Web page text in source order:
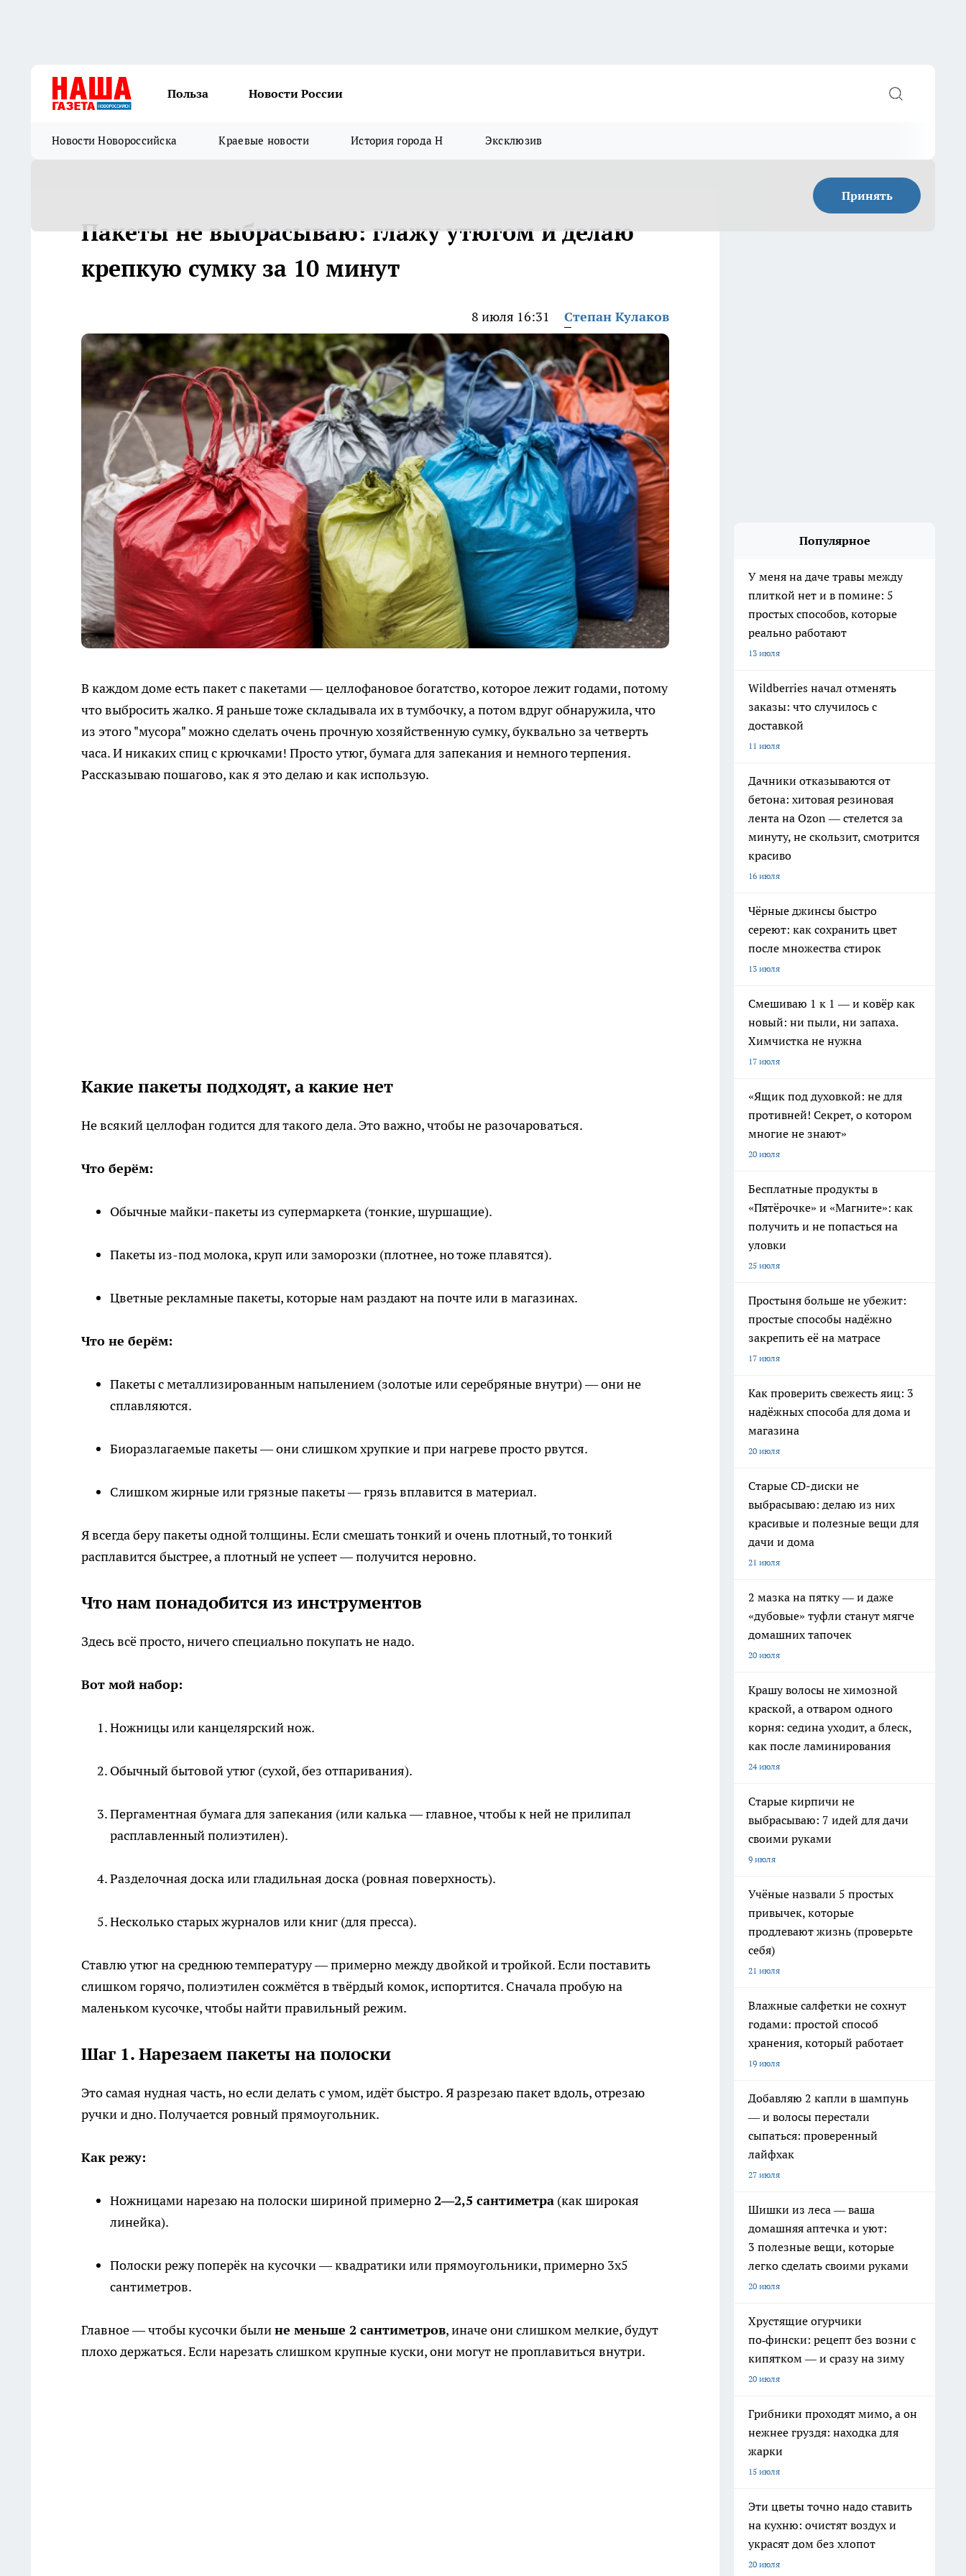
Польза Новости России
Новости Новороссийска Краевые новости История города Н Эксклюзив
Принять
Пакеты не выбрасываю: глажу утюгом и делаю
крепкую сумку за 10 минут
8 июля 16:31 Степан Кулаков
В каждом доме есть пакет с пакетами — целлофановое богатство, которое лежит годами, потому
что выбросить жалко. Я раньше тоже складывала их в тумбочку, а потом вдруг обнаружила, что
из этого "мусора" можно сделать очень прочную хозяйственную сумку, буквально за четверть
часа. И никаких спиц с крючками! Просто утюг, бумага для запекания и немного терпения.
Рассказываю пошагово, как я это делаю и как использую.
Какие пакеты подходят, а какие нет
Не всякий целлофан годится для такого дела. Это важно, чтобы не разочароваться.
Что берём:
Обычные майки-пакеты из супермаркета (тонкие, шуршащие).
Пакеты из-под молока, круп или заморозки (плотнее, но тоже плавятся).
Цветные рекламные пакеты, которые нам раздают на почте или в магазинах.
Что не берём:
Пакеты с металлизированным напылением (золотые или серебряные внутри) — они не
сплавляются.
Биоразлагаемые пакеты — они слишком хрупкие и при нагреве просто рвутся.
Слишком жирные или грязные пакеты — грязь вплавится в материал.
Я всегда беру пакеты одной толщины. Если смешать тонкий и очень плотный, то тонкий
расплавится быстрее, а плотный не успеет — получится неровно.
Что нам понадобится из инструментов
Здесь всё просто, ничего специально покупать не надо.
Вот мой набор:
Ножницы или канцелярский нож.
Обычный бытовой утюг (сухой, без отпаривания).
Пергаментная бумага для запекания (или калька — главное, чтобы к ней не прилипал
расплавленный полиэтилен).
Разделочная доска или гладильная доска (ровная поверхность).
Несколько старых журналов или книг (для пресса).
Ставлю утюг на среднюю температуру — примерно между двойкой и тройкой. Если поставить
слишком горячо, полиэтилен сожмётся в твёрдый комок, испортится. Сначала пробую на
маленьком кусочке, чтобы найти правильный режим.
Шаг 1. Нарезаем пакеты на полоски
Это самая нудная часть, но если делать с умом, идёт быстро. Я разрезаю пакет вдоль, отрезаю
ручки и дно. Получается ровный прямоугольник.
Как режу:
Ножницами нарезаю на полоски шириной примерно2—2,5 сантиметра (как широкая
линейка).
Полоски режу поперёк на кусочки — квадратики или прямоугольники, примерно 3х5
сантиметров.
Главное — чтобы кусочки былине меньше 2 сантиметров, иначе они слишком мелкие, будут
плохо держаться. Если нарезать слишком крупные куски, они могут не проплавиться внутри.
Популярное
У меня на даче травы между
плиткой нет и в помине: 5
простых способов, которые
реально работают
13 июля
Wildberries начал отменять
заказы: что случилось с
доставкой
11 июля
Дачники отказываются от
бетона: хитовая резиновая
лента на Ozon — стелется за
минуту, не скользит, смотрится
красиво
16 июля
Чёрные джинсы быстро
сереют: как сохранить цвет
после множества стирок
13 июля
Смешиваю 1 к 1 — и ковёр как
новый: ни пыли, ни запаха.
Химчистка не нужна
17 июля
«Ящик под духовкой: не для
противней! Секрет, о котором
многие не знают»
20 июля
Бесплатные продукты в
«Пятёрочке» и «Магните»: как
получить и не попасться на
уловки
25 июля
Простыня больше не убежит:
простые способы надёжно
закрепить её на матрасе
17 июля
Как проверить свежесть яиц: 3
надёжных способа для дома и
магазина
20 июля
Старые CD-диски не
выбрасываю: делаю из них
красивые и полезные вещи для
дачи и дома
21 июля
2 мазка на пятку — и даже
«дубовые» туфли станут мягче
домашних тапочек
20 июля
Крашу волосы не химозной
краской, а отваром одного
корня: седина уходит, а блеск,
как после ламинирования
24 июля
Старые кирпичи не
выбрасываю: 7 идей для дачи
своими руками
9 июля
Учёные назвали 5 простых
привычек, которые
продлевают жизнь (проверьте
себя)
21 июля
Влажные салфетки не сохнут
годами: простой способ
хранения, который работает
19 июля
Добавляю 2 капли в шампунь
— и волосы перестали
сыпаться: проверенный
лайфхак
27 июля
Шишки из леса — ваша
домашняя аптечка и уют:
3 полезные вещи, которые
легко сделать своими руками
20 июля
Хрустящие огурчики
по‑фински: рецепт без возни с
кипятком — и сразу на зиму
20 июля
Грибники проходят мимо, а он
нежнее груздя: находка для
жарки
15 июля
Эти цветы точно надо ставить
на кухню: очистят воздух и
украсят дом без хлопот
20 июля